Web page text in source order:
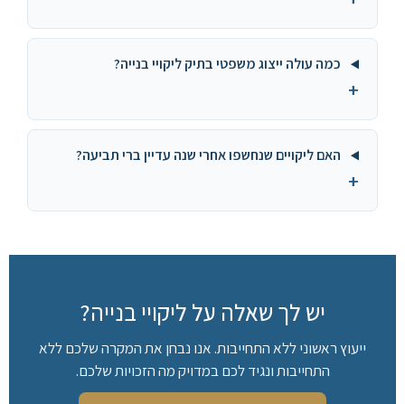
כמה עולה ייצוג משפטי בתיק ליקויי בנייה?
האם ליקויים שנחשפו אחרי שנה עדיין ברי תביעה?
יש לך שאלה על ליקויי בנייה?
ייעוץ ראשוני ללא התחייבות. אנו נבחן את המקרה שלכם ללא
התחייבות ונגיד לכם במדויק מה הזכויות שלכם.